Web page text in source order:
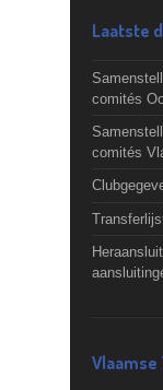
Laatste
comités
comités